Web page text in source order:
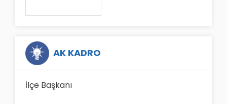
AK KADRO
İlçe Başkanı